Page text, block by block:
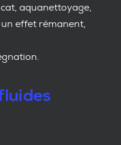
aquanettoyage,
effet rémanent,